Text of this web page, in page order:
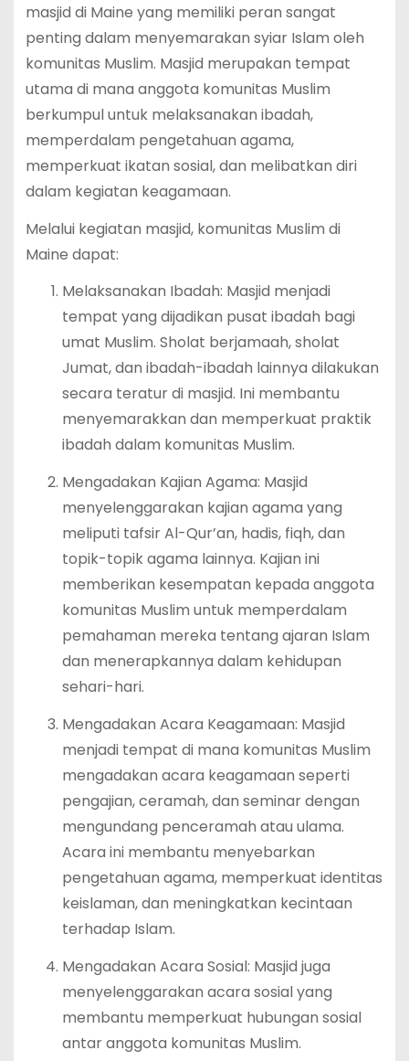
masjid di Maine yang memiliki peran sangat
penting dalam menyemarakan syiar Islam oleh
komunitas Muslim. Masjid merupakan tempat
utama di mana anggota komunitas Muslim
berkumpul untuk melaksanakan ibadah,
memperdalam pengetahuan agama,
memperkuat ikatan sosial, dan melibatkan diri
dalam kegiatan keagamaan.
Melalui kegiatan masjid, komunitas Muslim di
Maine dapat:
Melaksanakan Ibadah: Masjid menjadi
tempat yang dijadikan pusat ibadah bagi
umat Muslim. Sholat berjamaah, sholat
Jumat, dan ibadah-ibadah lainnya dilakukan
secara teratur di masjid. Ini membantu
menyemarakkan dan memperkuat praktik
ibadah dalam komunitas Muslim.
Mengadakan Kajian Agama: Masjid
menyelenggarakan kajian agama yang
meliputi tafsir Al-Qur’an, hadis, fiqh, dan
topik-topik agama lainnya. Kajian ini
memberikan kesempatan kepada anggota
komunitas Muslim untuk memperdalam
pemahaman mereka tentang ajaran Islam
dan menerapkannya dalam kehidupan
sehari-hari.
Mengadakan Acara Keagamaan: Masjid
menjadi tempat di mana komunitas Muslim
mengadakan acara keagamaan seperti
pengajian, ceramah, dan seminar dengan
mengundang penceramah atau ulama.
Acara ini membantu menyebarkan
pengetahuan agama, memperkuat identitas
keislaman, dan meningkatkan kecintaan
terhadap Islam.
Mengadakan Acara Sosial: Masjid juga
menyelenggarakan acara sosial yang
membantu memperkuat hubungan sosial
antar anggota komunitas Muslim.